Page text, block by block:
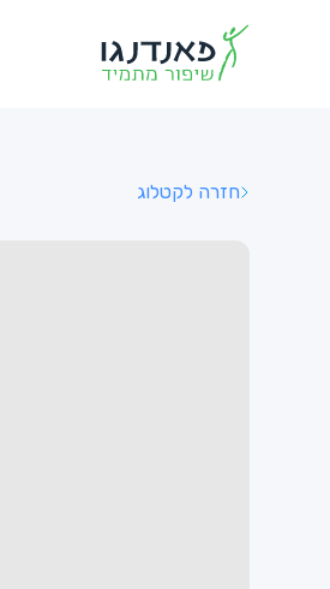
חזרה לקטלוג